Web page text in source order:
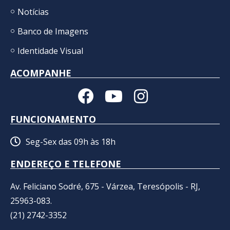
Notícias
Banco de Imagens
Identidade Visual
ACOMPANHE
FUNCIONAMENTO
Seg-Sex das 09h às 18h
ENDEREÇO E TELEFONE
Av. Feliciano Sodré, 675 - Várzea, Teresópolis - RJ,
25963-083.
(21) 2742-3352​